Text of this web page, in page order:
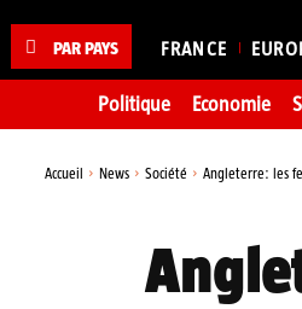
PAR PAYS FRANCE
Politique Economie
Accueil News Société
Angleterre: les